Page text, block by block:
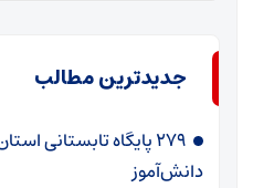
جدیدترین مطالب
دانش‌آموز